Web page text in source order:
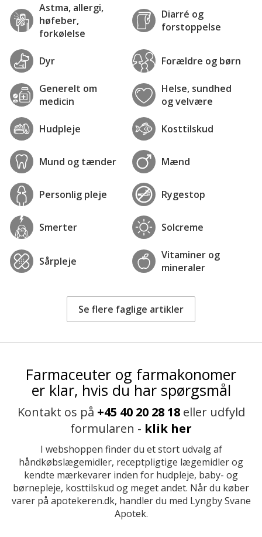
Astma, allergi,
høfeber,
forkølelse
Diarré og
forstoppelse
Dyr Forældre og børn
Generelt om
medicin
Helse, sundhed
og velvære
Hudpleje Kosttilskud
Mund og tænder Mænd
Personlig pleje Rygestop
Smerter Solcreme
Sårpleje
Vitaminer og
mineraler
Se flere faglige artikler
Farmaceuter og farmakonomer
er klar, hvis du har spørgsmål
Kontakt os på +45 40 20 28 18eller udfyld
formularen - klik her
I webshoppen finder du et stort udvalg af
håndkøbslægemidler, receptpligtige lægemidler og
kendte mærkevarer inden for hudpleje, baby- og
børnepleje, kosttilskud og meget andet. Når du køber
varer på apotekeren.dk, handler du med Lyngby Svane
Apotek.